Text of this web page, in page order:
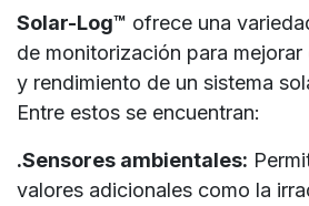
Solar-Log™ ofrece una
de monitorización para
y rendimiento de un sistema
Entre estos se encuentran:
.Sensores ambientales:
valores adicionales como la